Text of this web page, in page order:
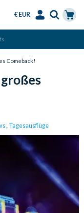
€ EUR
Comeback!
, Tagesausflüge